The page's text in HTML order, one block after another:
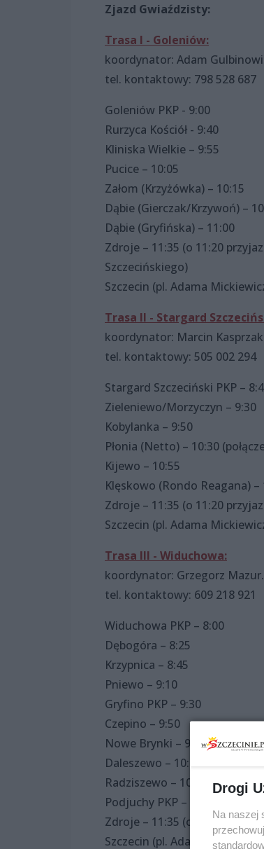
Zjazd Gwiaździsty:
Trasa I - Goleniów:
koordynator: Adam
tel. kontaktowy: 798 528 687
Goleniów PKP - 9:00
Rurzyca Kościół - 9:40
Kliniska Wielkie – 9:55
Pucice – 10:05
Załom (Krzyżówka) – 10:15
Dąbie (Gierczak/Krzywoń) –
Dąbie (Gryfińska) – 11:00
Zdroje – 11:35 (o 11:20
Szczecińskiego)
Szczecin (pl. Adama
Trasa II - Stargard
koordynator: Marcin
tel. kontaktowy: 505 002 294
Stargard Szczeciński PKP –
Zieleniewo/Morzyczyn – 9:30
Kobylanka – 9:50
Płonia (Netto) – 10:30
Kijewo – 10:55
Klęskowo (Rondo Reagana) –
Zdroje – 11:35 (o 11:20
Szczecin (pl. Adama
Trasa III - Widuchowa:
koordynator: Grzegorz Mazur.
tel. kontaktowy: 609 218 921
Widuchowa PKP – 8:00
Dębogóra – 8:25
Krzypnica – 8:45
Pniewo – 9:10
Gryfino PKP – 9:30
Czepino – 9:50
Nowe Brynki – 9:55
Daleszewo – 10:10
Radziszewo – 10:15
Podjuchy PKP – 11:05
Zdroje – 11:35 (o 11:20
Szczecin (pl. Adama
Drogi
Na naszej